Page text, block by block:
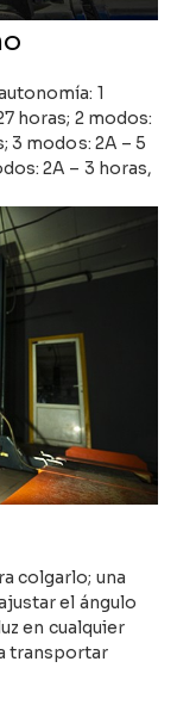
1
horas; 2 modos:
3 modos: 2A – 5
2A – 3 horas,
colgarlo; una
el ángulo
en cualquier
transportar